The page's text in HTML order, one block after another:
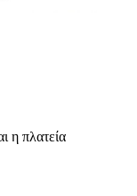
η πλατεία